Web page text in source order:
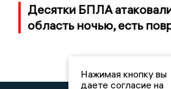
Десятки БПЛА
область ночью, есть
Нажимая кнопку вы
даете согласие на